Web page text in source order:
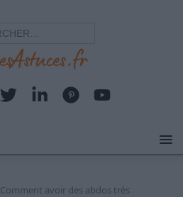
Comment avoir des abdos très